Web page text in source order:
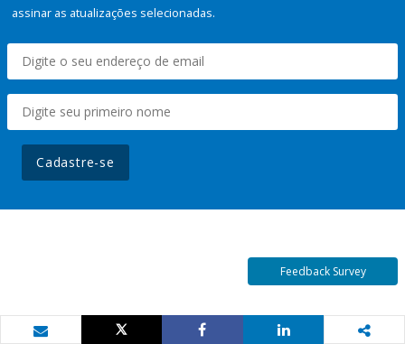
assinar as atualizações selecionadas.
Cadastre-se
Feedback Survey